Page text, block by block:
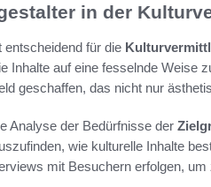
in der
entscheidend für die
Inhalte auf eine fesselnde Weise
geschaffen, das nicht nur
Analyse der Bedürfnisse der
wie kulturelle Inhalte
mit Besuchern erfolgen,